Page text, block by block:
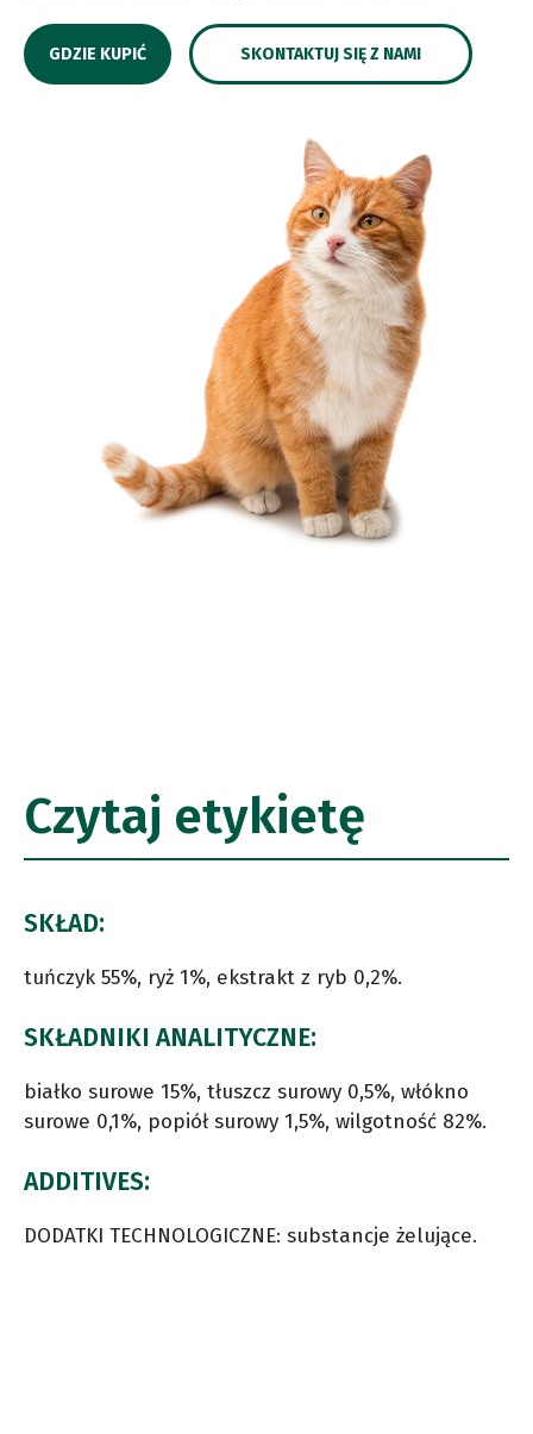
GDZIE KUPIĆ SKONTAKTUJ SIĘ Z NAMI
Czytaj etykietę
SKŁAD:
tuńczyk 55%, ryż 1%, ekstrakt z ryb 0,2%.
SKŁADNIKI ANALITYCZNE:
białko surowe 15%, tłuszcz surowy 0,5%, włókno
surowe 0,1%, popiół surowy 1,5%, wilgotność 82%.
ADDITIVES:
DODATKI TECHNOLOGICZNE: substancje żelujące.